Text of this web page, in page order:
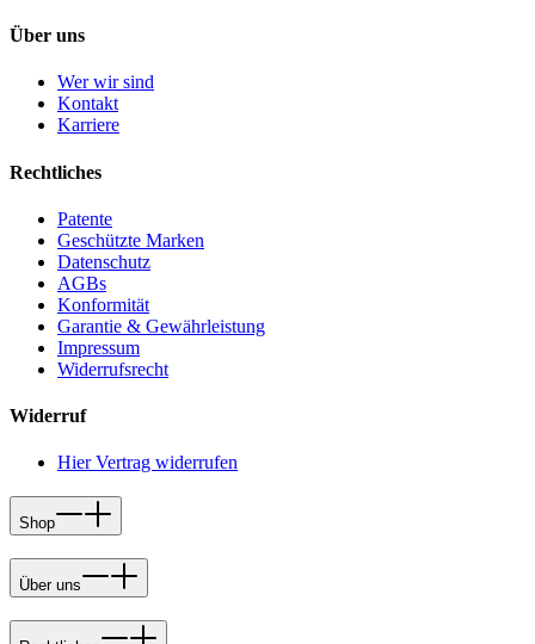
Über uns
Wer wir sind
Kontakt
Karriere
Rechtliches
Patente
Geschützte Marken
Datenschutz
AGBs
Konformität
Garantie & Gewährleistung
Impressum
Widerrufsrecht
Widerruf
Hier Vertrag widerrufen
Shop
Über uns